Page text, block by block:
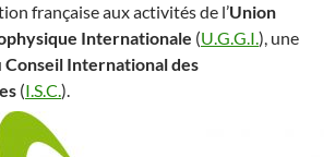
française aux activités de l’Union
Internationale (U.G.G.I.), une
Conseil International des
(I.S.C.).